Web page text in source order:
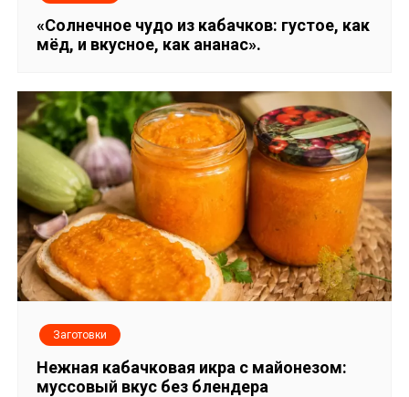
з
а
п
и
с
я
м
«Солнечное чудо из кабачков: густое, как
мёд, и вкусное, как ананас».
Заготовки
Нежная кабачковая икра с майонезом:
муссовый вкус без блендера